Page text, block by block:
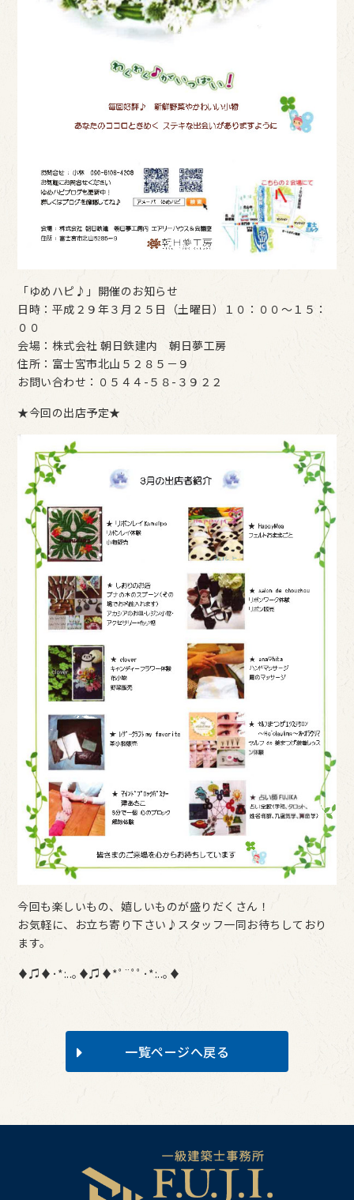
「ゆめハピ♪」開催のお知らせ
日時：平成２９年３月２５日（土曜日）１０：００～１５：
００
会場：株式会社 朝日鉄建内 朝日夢工房
住所：富士宮市北山５２８５－９
お問い合わせ：０５４４-５８-３９２２
★今回の出店予定★
今回も楽しいもの、嬉しいものが盛りだくさん！
お気軽に、お立ち寄り下さい♪スタッフ一同お待ちしており
ます。
♦♫♦･*:..｡♦♫♦*ﾟ¨ﾟﾟ･*:..｡♦
一覧ページへ戻る